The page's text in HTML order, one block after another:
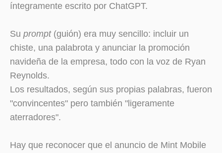
íntegramente escrito por ChatGPT.
Su prompt (guión) era muy sencillo: incluir un
chiste, una palabrota y anunciar la promoción
navideña de la empresa, todo con la voz de Ryan
Reynolds.
Los resultados, según sus propias palabras, fueron
"convincentes" pero también "ligeramente
aterradores".
Hay que reconocer que el anuncio de Mint Mobile